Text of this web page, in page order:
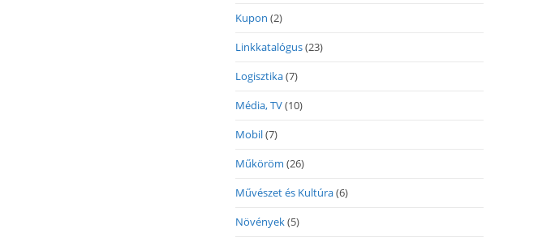
Kupon (2)
Linkkatalógus(23)
Logisztika(7)
Média, TV(10)
Mobil(7)
Műköröm (26)
Művészet és Kultúra(6)
Növények(5)